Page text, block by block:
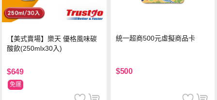
【美式賣場】樂天 優格風味碳
酸飲(250mlx30入)
$649
免運
統一超商500元虛擬商品卡
$500